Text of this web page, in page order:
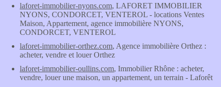
laforet-immobilier-nyons.com, LAFORET IMMOBILIER
NYONS, CONDORCET, VENTEROL - locations Ventes
Maison, Appartement, agence immobilière NYONS,
CONDORCET, VENTEROL
laforet-immobilier-orthez.com, Agence immobilière Orthez :
acheter, vendre et louer Orthez
laforet-immobilier-oullins.com, Immobilier Rhône : acheter,
vendre, louer une maison, un appartement, un terrain - Laforêt